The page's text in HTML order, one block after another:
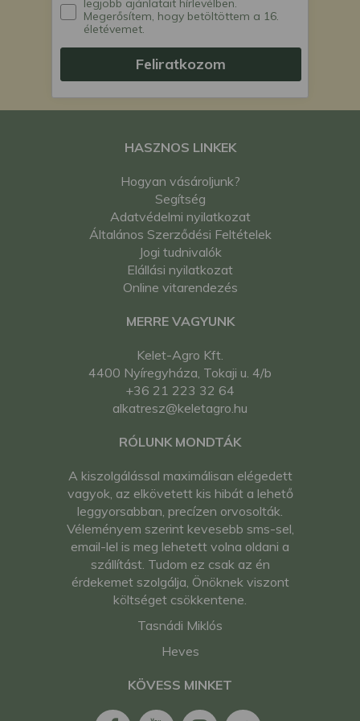
legjobb ajánlatait hírlevélben.
Megerősítem, hogy betöltöttem a 16.
életévemet.
Feliratkozom
HASZNOS LINKEK
Hogyan vásároljunk?
Segítség
Adatvédelmi nyilatkozat
Általános Szerződési Feltételek
Jogi tudnivalók
Elállási nyilatkozat
Online vitarendezés
MERRE VAGYUNK
Kelet-Agro Kft.
4400 Nyíregyháza, Tokaji u. 4/b
+36 21 223 32 64
alkatresz@keletagro.hu
RÓLUNK MONDTÁK
A kiszolgálással maximálisan elégedett
vagyok, az elkövetett kis hibát a lehető
leggyorsabban, precízen orvosolták.
Véleményem szerint kevesebb sms-sel,
email-lel is meg lehetett volna oldani a
szállítást. Tudom ez csak az én
érdekemet szolgálja, Önöknek viszont
költséget csökkentene.
Tasnádi Miklós
Heves
KÖVESS MINKET